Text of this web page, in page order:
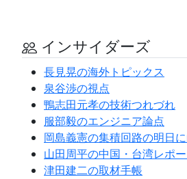
インサイダーズ
長見晃の海外トピックス
泉谷渉の視点
鴨志田元孝の技術つれづれ
服部毅のエンジニア論点
岡島義憲の集積回路の明日
山田周平の中国・台湾レポー
津田建二の取材手帳